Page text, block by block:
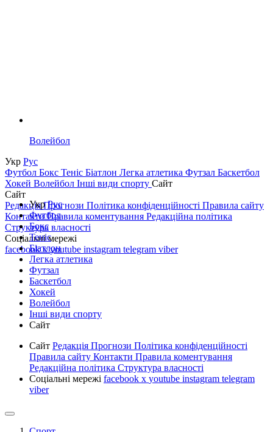
Волейбол
Укр Рус
Футбол Бокс Теніс Біатлон Легка атлетика Футзал Баскетбол
Хокей Волейбол Інші види спорту Сайт
Сайт
РедакціяПрогнози Політика конфіденційності Правила сайту
КонтактиПравила коментування Редакційна політика
Структура власності
Соціальні мережі
facebookxyoutube instagram telegram viber
УкрРус
Футбол
Бокс
Теніс
Біатлон
Легка атлетика
Футзал
Баскетбол
Хокей
Волейбол
Інші види спорту
Сайт
Сайт Редакція Прогнози Політика конфіденційності
Правила сайту Контакти Правила коментування
Редакційна політика Структура власності
Соціальні мережі facebook x youtube instagram telegram
viber